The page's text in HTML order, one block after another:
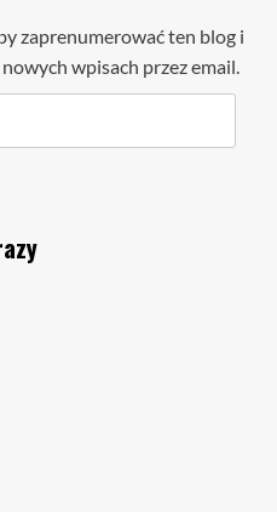
zaprenumerować ten blog i
wpisach przez email.